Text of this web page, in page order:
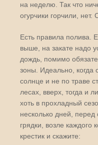
на неделю. Так что
огурчики горчили,
Есть правила полива.
выше, на закате надо
дождь, помимо
зоны. Идеально, когда
солнце и не по траве
лесах, вверх, тогда и
хоть в прохладный
несколько дней,
грядки, возле каждого
крестик и скажите: